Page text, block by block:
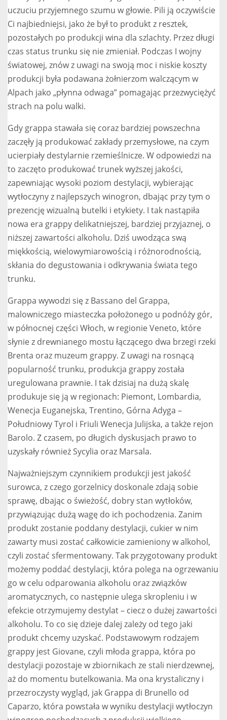
uczuciu przyjemnego szumu w głowie. Pili ją oczywiście
Ci najbiedniejsi, jako że był to produkt z resztek,
pozostałych po produkcji wina dla szlachty. Przez długi
czas status trunku się nie zmieniał. Podczas I wojny
światowej, znów z uwagi na swoją moc i niskie koszty
produkcji była podawana żołnierzom walczącym w
Alpach jako „płynna odwaga” pomagając przezwyciężyć
strach na polu walki.
Gdy grappa stawała się coraz bardziej powszechna
zaczęły ją produkować zakłady przemysłowe, na czym
ucierpiały destylarnie rzemieślnicze. W odpowiedzi na
to zaczęto produkować trunek wyższej jakości,
zapewniając wysoki poziom destylacji, wybierając
wytłoczyny z najlepszych winogron, dbając przy tym o
prezencję wizualną butelki i etykiety. I tak nastąpiła
nowa era grappy delikatniejszej, bardziej przyjaznej, o
niższej zawartości alkoholu. Dziś uwodząca swą
miękkością, wielowymiarowością i różnorodnością,
skłania do degustowania i odkrywania świata tego
trunku.
Grappa wywodzi się z Bassano del Grappa,
malowniczego miasteczka położonego u podnóży gór,
w północnej części Włoch, w regionie Veneto, które
słynie z drewnianego mostu łączącego dwa brzegi rzeki
Brenta oraz muzeum grappy. Z uwagi na rosnącą
popularność trunku, produkcja grappy została
uregulowana prawnie. I tak dzisiaj na dużą skalę
produkuje się ją w regionach: Piemont, Lombardia,
Wenecja Euganejska, Trentino, Górna Adyga –
Południowy Tyrol i Friuli Wenecja Julijska, a także rejon
Barolo. Z czasem, po długich dyskusjach prawo to
uzyskały również Sycylia oraz Marsala.
Najważniejszym czynnikiem produkcji jest jakość
surowca, z czego gorzelnicy doskonale zdają sobie
sprawę, dbając o świeżość, dobry stan wytłoków,
przywiązując dużą wagę do ich pochodzenia. Zanim
produkt zostanie poddany destylacji, cukier w nim
zawarty musi zostać całkowicie zamieniony w alkohol,
czyli zostać sfermentowany. Tak przygotowany produkt
możemy poddać destylacji, która polega na ogrzewaniu
go w celu odparowania alkoholu oraz związków
aromatycznych, co następnie ulega skropleniu i w
efekcie otrzymujemy destylat – ciecz o dużej zawartości
alkoholu. To co się dzieje dalej zależy od tego jaki
produkt chcemy uzyskać. Podstawowym rodzajem
grappy jest Giovane, czyli młoda grappa, która po
destylacji pozostaje w zbiornikach ze stali nierdzewnej,
aż do momentu butelkowania. Ma ona krystaliczny i
przezroczysty wygląd, jak Grappa di Brunello od
Caparzo, która powstała w wyniku destylacji wytłoczyn